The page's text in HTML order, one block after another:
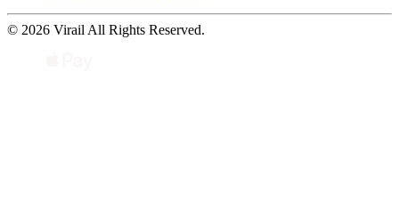
© 2026 Virail All Rights Reserved.